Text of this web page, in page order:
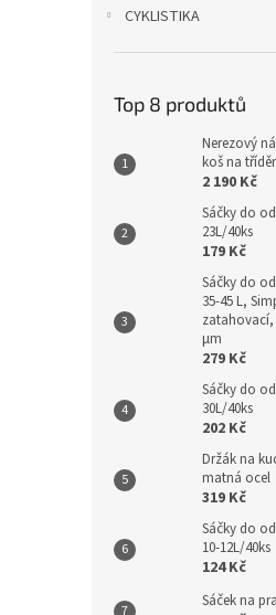
CYKLISTIKA
Top 8 produktů
Nerezový
koš na
2 190 Kč
Sáčky do
23L/40ks
179 Kč
Sáčky do
35-45 L,
zatahovací,
µm
279 Kč
Sáčky do
30L/40ks
202 Kč
Držák na
matná ocel
319 Kč
Sáčky do
10-12L/40ks
124 Kč
Sáček na